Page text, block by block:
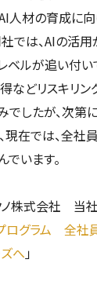
AI人材の育成に
社では、AIの活
ベルが追い付
などリスキリ
でしたが、次第
現在では、全社
います。
ノ株式会社 当
ログラム 全社
へ」